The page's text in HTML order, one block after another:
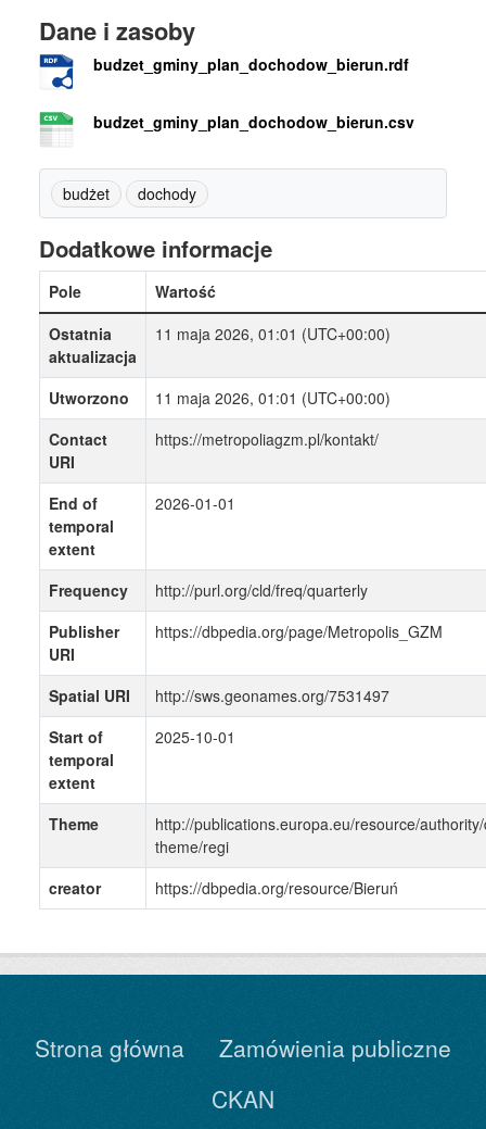
Dane i zasoby
budzet_gminy_plan_dochodow_bierun.rdf
budzet_gminy_plan_dochodow_bierun.csv
budżet dochody
Dodatkowe informacje
Pole
Wartość
Ostatnia
aktualizacja
11 maja 2026, 01:01 (UTC+00:00)
Utworzono
11 maja 2026, 01:01 (UTC+00:00)
Contact
URI
https://metropoliagzm.pl/kontakt/
End of
temporal
extent
2026-01-01
Frequency
http://purl.org/cld/freq/quarterly
Publisher
URI
https://dbpedia.org/page/Metropolis_GZM
Spatial URI
http://sws.geonames.org/7531497
Start of
temporal
extent
2025-10-01
Theme
http://publications.europa.eu/resource/
theme/regi
creator
https://dbpedia.org/resource/Bieruń
Strona główna
Zamówienia publiczne
CKAN